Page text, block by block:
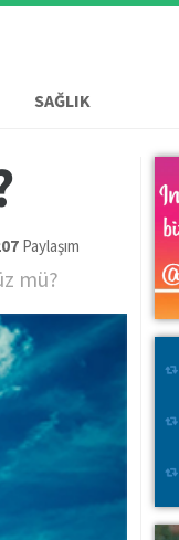
SAĞLIK
Paylaşım
mü?